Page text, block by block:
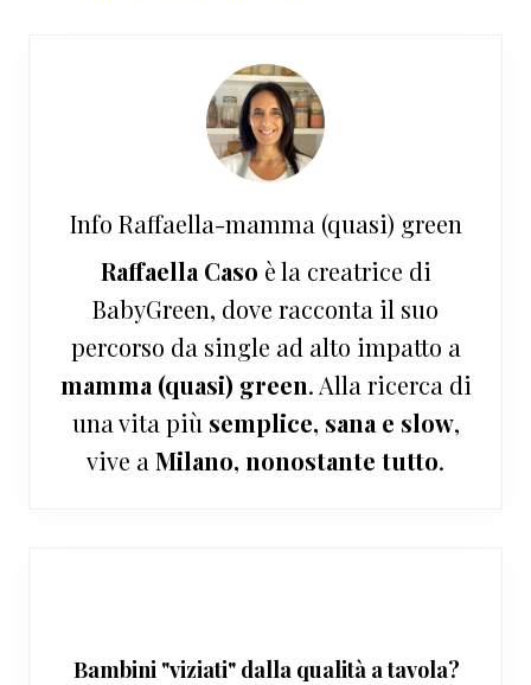
Info Raffaella-mamma (quasi) green
Raffaella Caso è la creatrice di
BabyGreen, dove racconta il suo
percorso da single ad alto impatto a
mamma (quasi) green. Alla ricerca di
una vita più semplice, sana e slow,
vive a Milano, nonostante tutto.
Bambini "viziati" dalla qualità a tavola?